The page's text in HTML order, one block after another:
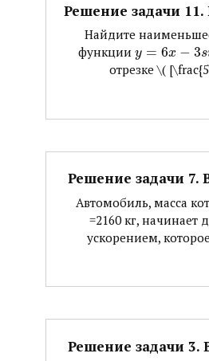
Решение задачи 11.
Найдите
функции ​ y = 6x − 3s
отрезке ​\(
Решение задачи 7.
Автомобиль, масса
=2160 кг, начинает
ускорением,
Решение задачи 3.